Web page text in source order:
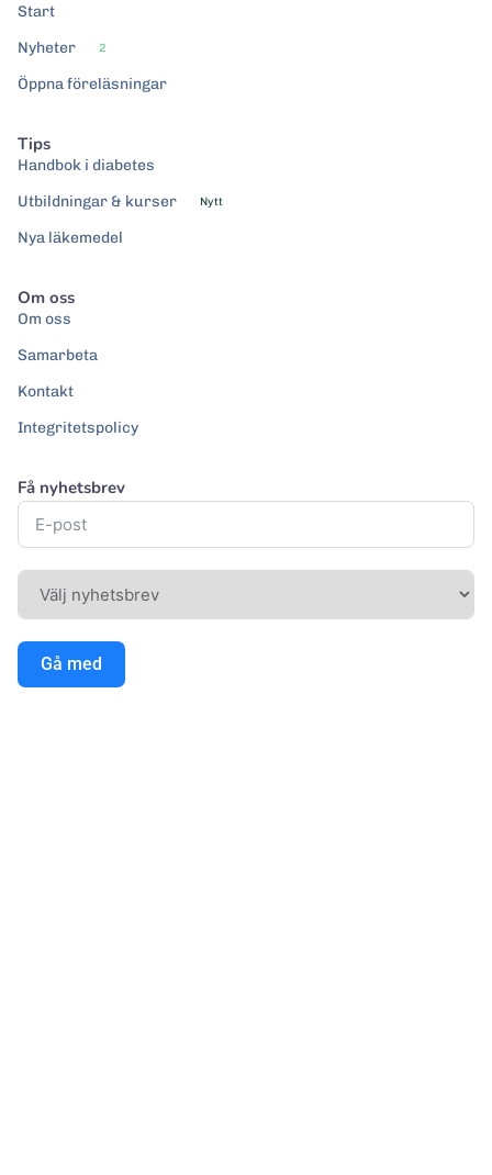
Start
Nyheter
2
Öppna föreläsningar
Tips
Handbok i diabetes
Utbildningar & kurser
Nytt
Nya läkemedel
Om oss
Om oss
Samarbeta
Kontakt
Integritetspolicy
Få nyhetsbrev
Gå med